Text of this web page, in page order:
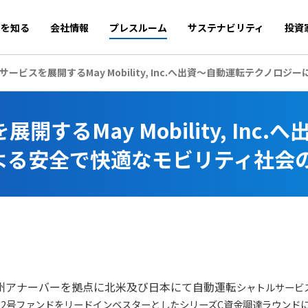
知る 会社情報 プレスルーム サステナビリティ 投資
ービスを展開するMay Mobility, Inc.へ出資～自動運転テクノロジー
展開するMay Mobility, Inc.へ
安全で快適なモビリティ社会
ナーバーを拠点に北米及び日本にて自動運転シャトルサービ
ファンドをリードインベスターとしたシリーズC資金調達ラウン